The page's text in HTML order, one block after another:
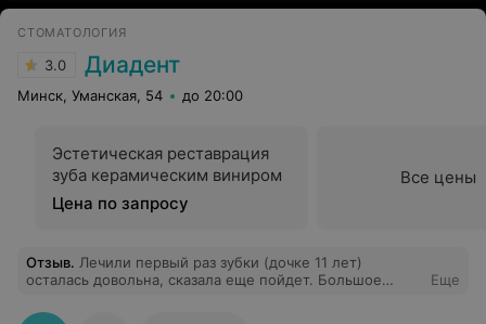
СТОМАТОЛОГИЯ
3.0 Диадент
Минск, Уманская, 54 до 20:00
Эстетическая реставрация
зуба керамическим виниром
Цена по запросу
Все цены
Отзыв. Лечили первый раз зубки (дочке 11 лет)
осталась довольна, сказала еще пойдет. Большое
Еще